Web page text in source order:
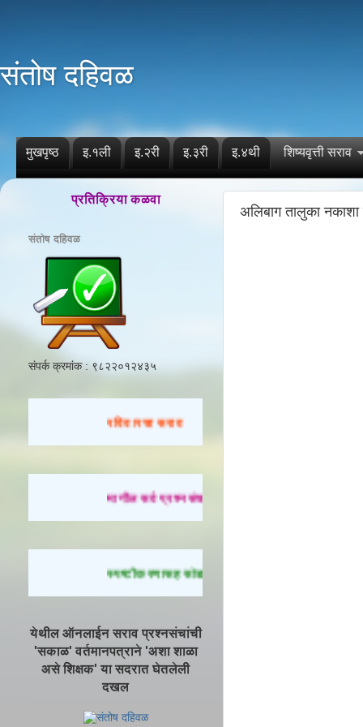
संतोष दहिवळ
मुखपृष्ठ इ.१ली इ.२री इ.३री इ.४थी शिष्यवृत्ती सराव
अलिबाग तालुका नकाशा
प्रतिक्रिया कळवा
संतोष दहिवळ
संपर्क क्रमांक : ९८२२०१२४३५
रविवारचा सराव
मागील सर्व प्रश्नसंच सोडवण्यासाठी येथे क्लिक करा.
स्पष्टीकरणासह सोडवलेले प्रश्न पाहण्यासाठी येथे क्लिक
येथील ऑनलाईन सराव प्रश्नसंचांची
'सकाळ' वर्तमानपत्राने 'अशा शाळा
असे शिक्षक' या सदरात घेतलेली
दखल